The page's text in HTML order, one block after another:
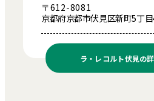
〒612-8081
京都府京都市伏見区新町5丁
ラ・レコルト伏見の